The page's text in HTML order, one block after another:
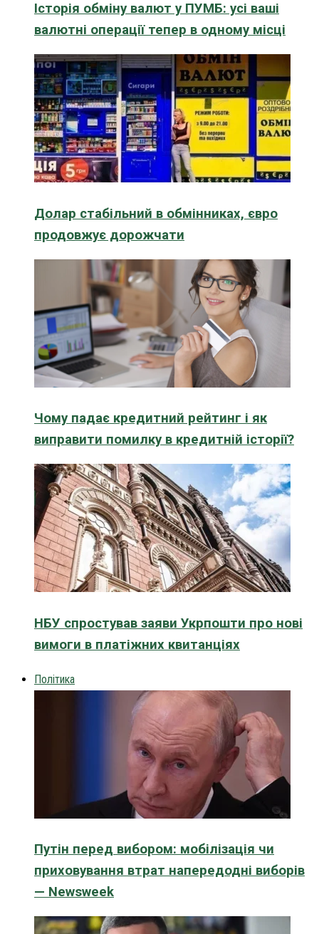
Історія обміну валют у ПУМБ: усі ваші
валютні операції тепер в одному місці
Долар стабільний в обмінниках, євро
продовжує дорожчати
Чому падає кредитний рейтинг і як
виправити помилку в кредитній історії?
НБУ спростував заяви Укрпошти про нові
вимоги в платіжних квитанціях
Політика
Путін перед вибором: мобілізація чи
приховування втрат напередодні виборів
— Newsweek